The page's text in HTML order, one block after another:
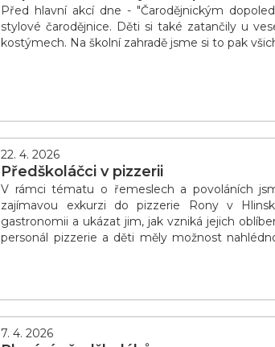
Před hlavní akcí dne - "Čarodějnickým
stylové čarodějnice. Děti si také zatančily u
kostýmech. Na školní zahradě jsme si to pak
22. 4. 2026
Předškoláčci v pizzerii
V rámci tématu o řemeslech a povoláních
zajímavou exkurzi do pizzerie Rony v
gastronomii a ukázat jim, jak vzniká jejich
personál pizzerie a děti měly možnost
7. 4. 2026